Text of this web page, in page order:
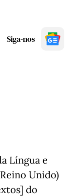
Siga-nos
Língua e
Unido)
do